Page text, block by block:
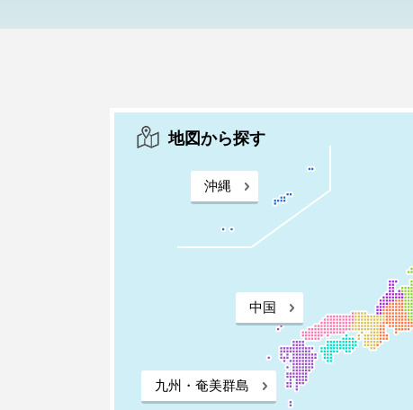
地図から探す
中国
九州・奄美群島
沖縄